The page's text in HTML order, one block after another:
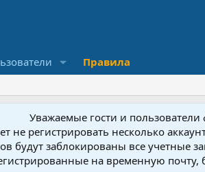
Правила
Уважаемые гости и пользователи
не регистрировать несколько
будут заблокированы все учетные
на временную почту,